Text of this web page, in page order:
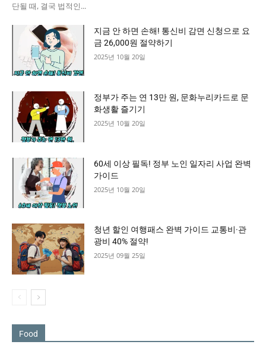
단될 때, 결국 법적인...
지금 안 하면 손해! 통신비 감면 신청으로 요
금 26,000원 절약하기
2025년 10월 20일
정부가 주는 연 13만 원, 문화누리카드로 문
화생활 즐기기
2025년 10월 20일
60세 이상 필독! 정부 노인 일자리 사업 완벽
가이드
2025년 10월 20일
청년 할인 여행패스 완벽 가이드 교통비·관
광비 40% 절약!
2025년 09월 25일
Food